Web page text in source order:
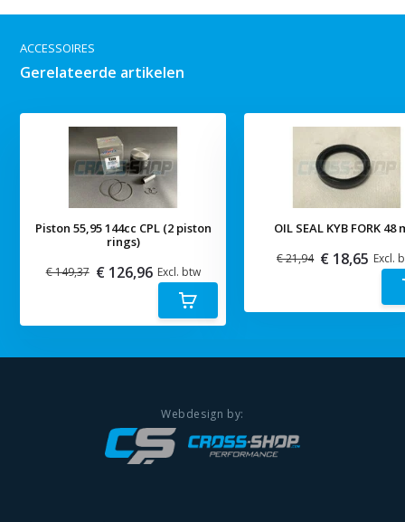
ACCESSOIRES
Gerelateerde artikelen
Piston 55,95 144cc CPL (2 piston
rings)
€ 149,37 € 126,96 Excl. btw
OIL SEAL KYB FORK 48
€ 21,94 € 18,65 Excl.